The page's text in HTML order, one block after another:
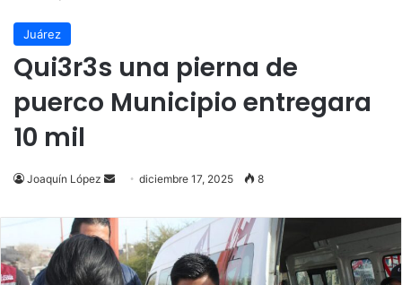
Juárez
Qui3r3s una pierna de
puerco Municipio entregara
10 mil
Joaquín López
Send
email
diciembre 17, 2025 8